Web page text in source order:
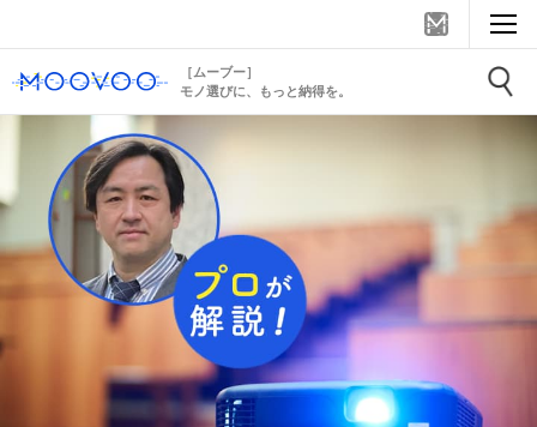
［ムーブー］
モノ選びに、もっと納得を。